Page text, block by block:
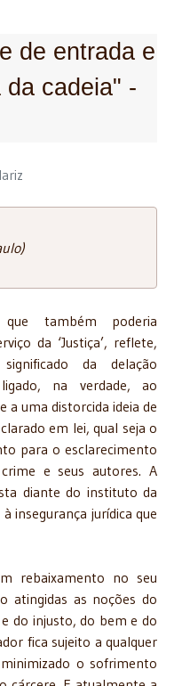
de entrada e
cadeia" -
também poderia
da ‘Justiça’, reflete,
da delação
na verdade, ao
a uma distorcida ideia de
em lei, qual seja o
para o esclarecimento
e seus autores. A
diante do instituto da
insegurança jurídica que
rebaixamento no seu
atingidas as noções do
do injusto, do bem e do
fica sujeito a qualquer
o sofrimento